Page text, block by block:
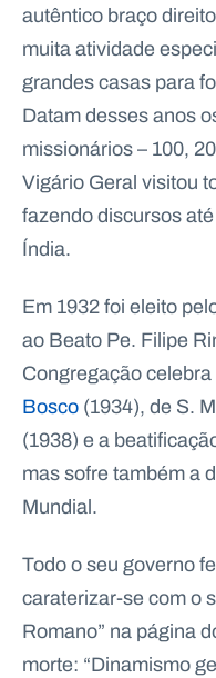
autêntico braço
muita atividade
grandes casas para
Datam desses anos
missionários – 100,
Vigário Geral visitou
fazendo discursos
Índia.
Em 1932 foi eleito
ao Beato Pe. Filipe
Congregação
Bosco(1934), de S.
(1938) e a
mas sofre também a
Mundial.
Todo o seu governo
caraterizar-se com o
Romano” na página
morte: “Dinamismo